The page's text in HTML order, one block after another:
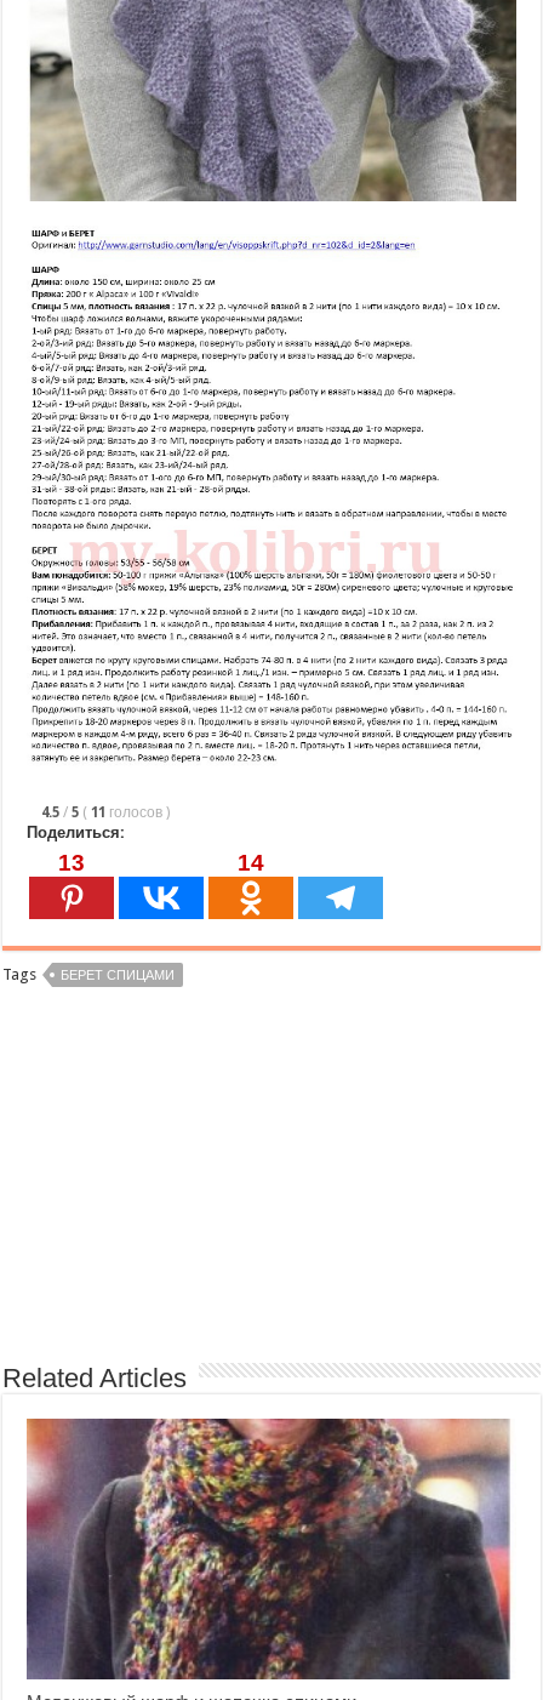
4.5 / 5 ( 11 голосов)
Поделиться:
13 14
Tags БЕРЕТ СПИЦАМИ
Related Articles